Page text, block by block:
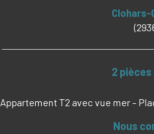
Clohars-
2 pièces
Appartement T2 avec vue mer –
Nous